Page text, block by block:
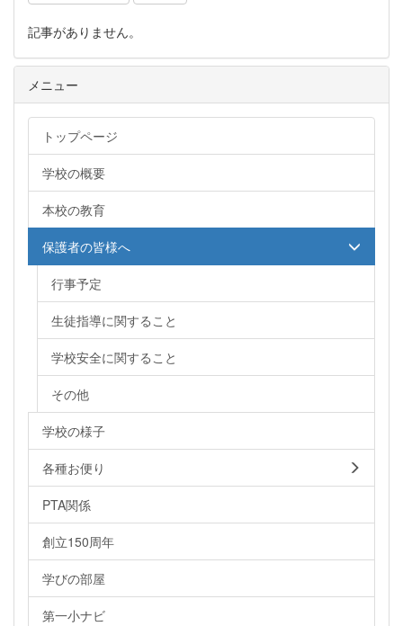
記事がありません。
メニュー
トップページ
学校の概要
本校の教育
保護者の皆様へ
行事予定
生徒指導に関すること
学校安全に関すること
その他
学校の様子
各種お便り
PTA関係
創立150周年
学びの部屋
第一小ナビ